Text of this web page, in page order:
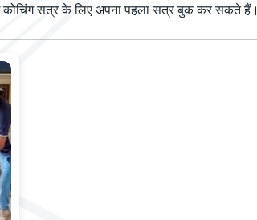
कोचिंग सत्र के लिए अपना पहला सत्र बुक कर सकते हैं।